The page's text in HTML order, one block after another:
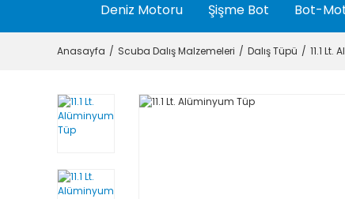
Deniz Motoru Şişme Bot Bot-
Anasayfa Scuba Dalış Malzemeleri Dalış Tüpü 11.1